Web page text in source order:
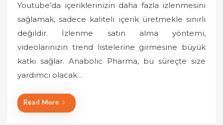
s
t
d
o
Youtube’da içeriklerinizin daha fazla izlenmesini
sağlamak, sadece kaliteli içerik üretmekle sınırlı
değildir. İzlenme satın alma yöntemi,
videolarınızın trend listelerine girmesine büyük
katkı sağlar. Anabolic Pharma, bu süreçte size
yardımcı olacak…
Read More